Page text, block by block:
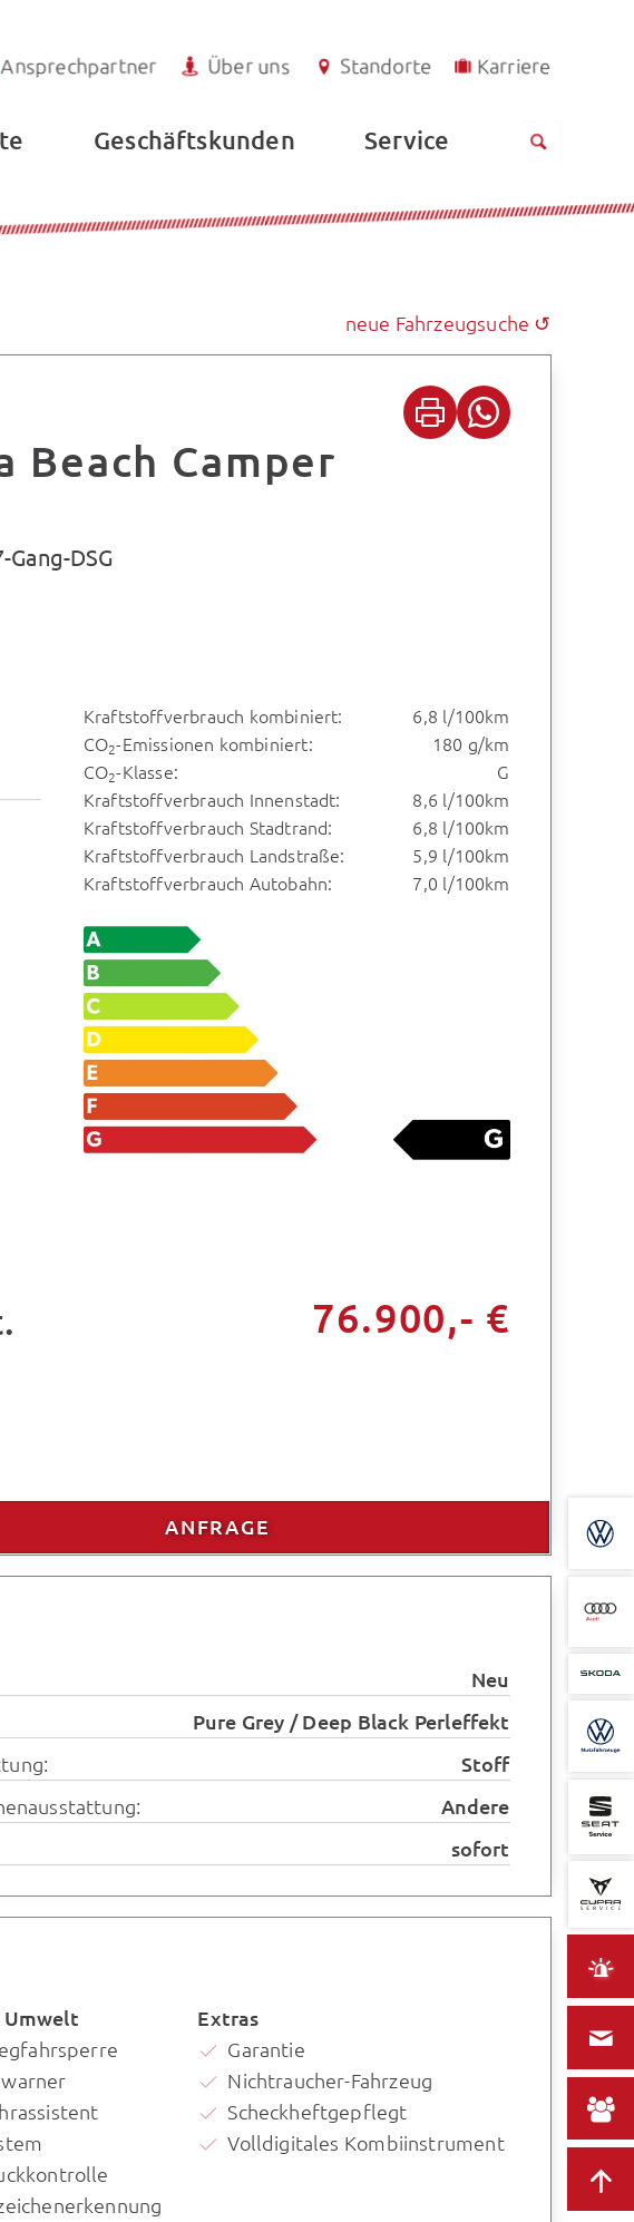
Ansprechpartner Über uns Standorte Karriere
Geschäftskunden Service
neue Fahrzeugsuche ↺
Beach Camper
DSG
Kraftstoffverbrauch kombiniert:
6,8 l/100km
CO2-Emissionen kombiniert:
180 g/km
CO2-Klasse:
G
Kraftstoffverbrauch Innenstadt:
8,6 l/100km
Kraftstoffverbrauch Stadtrand:
6,8 l/100km
Kraftstoffverbrauch Landstraße:
5,9 l/100km
Kraftstoffverbrauch Autobahn:
7,0 l/100km
76.900,- €
ANFRAGE
Neu
Pure Grey / Deep Black Perleffekt
Stoff
Andere
sofort
Umwelt
Extras
Garantie
Nichtraucher-Fahrzeug
Scheckheftgepflegt
Volldigitales Kombiinstrument